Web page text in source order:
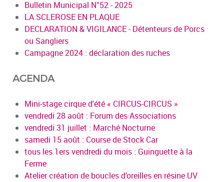
Bulletin Municipal N°52 - 2025
LA SCLEROSE EN PLAQUE
DECLARATION & VIGILANCE - Détenteurs de Porcs
ou Sangliers
Campagne 2024 : déclaration des ruches
AGENDA
Mini-stage cirque d'été « CIRCUS-CIRCUS »
vendredi 28 août : Forum des Associations
vendredi 31 juillet : Marché Nocturne
samedi 15 août : Course de Stock Car
tous les 1ers vendredi du mois : Guinguette à la
Ferme
Atelier création de boucles d’oreilles en résine UV